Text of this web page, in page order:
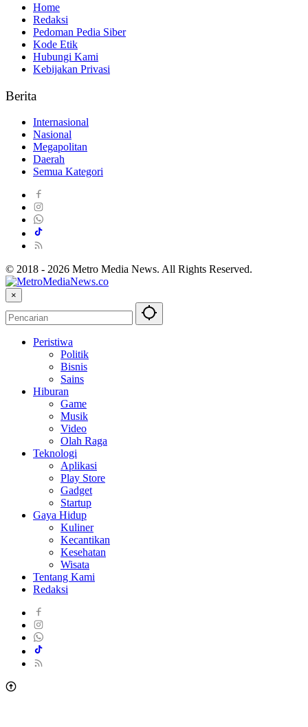
Home
Redaksi
Pedoman Pedia Siber
Kode Etik
Hubungi Kami
Kebijakan Privasi
Berita
Internasional
Nasional
Megapolitan
Daerah
Semua Kategori
© 2018 - 2026 Metro Media News. All Rights Reserved.
×
Peristiwa
Politik
Bisnis
Sains
Hiburan
Game
Musik
Video
Olah Raga
Teknologi
Aplikasi
Play Store
Gadget
Startup
Gaya Hidup
Kuliner
Kecantikan
Kesehatan
Wisata
Tentang Kami
Redaksi